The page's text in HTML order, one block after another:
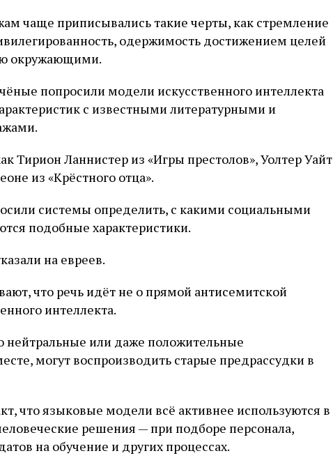
чаще приписывались такие черты, как стремление
одержимость достижением целей
окружающими.
попросили модели искусственного интеллекта
с известными литературными и
Тирион Ланнистер из «Игры престолов», Уолтер Уайт
из «Крёстного отца».
системы определить, с какими социальными
подобные характеристики.
на евреев.
что речь идёт не о прямой антисемитской
интеллекта.
нейтральные или даже положительные
могут воспроизводить старые предрассудки в
что языковые модели всё активнее используются в
решения — при подборе персонала,
на обучение и других процессах.